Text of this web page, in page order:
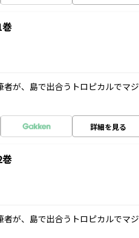
が、島で出合うトロピカルでマジ
詳細を見る
が、島で出合うトロピカルでマジ